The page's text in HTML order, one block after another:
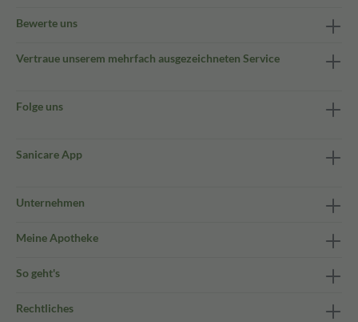
Bewerte uns
Vertraue unserem mehrfach ausgezeichneten Service
Folge uns
Sanicare App
Unternehmen
Meine Apotheke
So geht's
Rechtliches